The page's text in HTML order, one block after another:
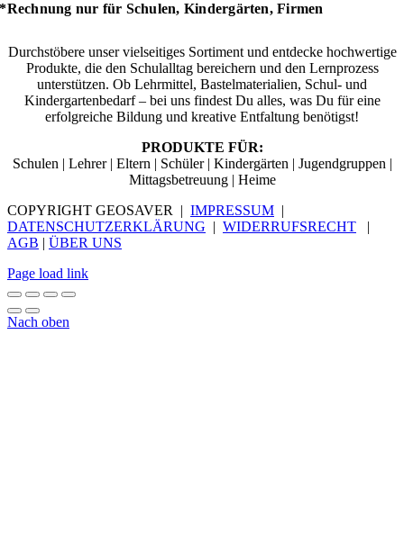
*Rechnung nur für Schulen, Kindergärten, Firmen
Durchstöbere unser vielseitiges Sortiment und entdecke hochwertige
Produkte, die den Schulalltag bereichern und den Lernprozess
unterstützen. Ob Lehrmittel, Bastelmaterialien, Schul- und
Kindergartenbedarf – bei uns findest Du alles, was Du für eine
erfolgreiche Bildung und kreative Entfaltung benötigst!
PRODUKTE FÜR:
Schulen | Lehrer | Eltern | Schüler | Kindergärten | Jugendgruppen |
Mittagsbetreuung | Heime
COPYRIGHT GEOSAVER | IMPRESSUM |
DATENSCHUTZERKLÄRUNG | WIDERRUFSRECHT |
AGB | ÜBER UNS
Page load link
Nach oben